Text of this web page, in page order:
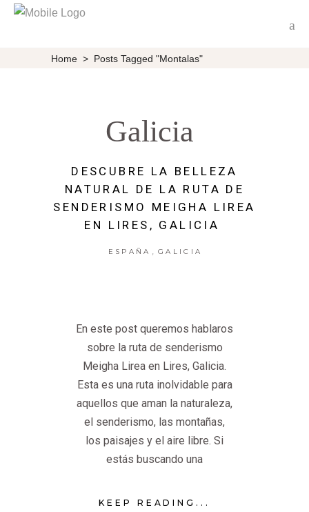
Home > Posts Tagged "Montalas"
Galicia
DESCUBRE LA BELLEZA
NATURAL DE LA RUTA DE
SENDERISMO MEIGHA LIREA
EN LIRES, GALICIA
ESPAÑA , GALICIA
En este post queremos hablaros
sobre la ruta de senderismo
Meigha Lirea en Lires, Galicia.
Esta es una ruta inolvidable para
aquellos que aman la naturaleza,
el senderismo, las montañas,
los paisajes y el aire libre. Si
estás buscando una
KEEP READING...